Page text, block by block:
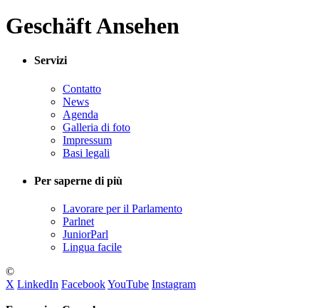
Geschäft Ansehen
Servizi
Contatto
News
Agenda
Galleria di foto
Impressum
Basi legali
Per saperne di più
Lavorare per il Parlamento
Parlnet
JuniorParl
Lingua facile
©
X LinkedIn FacebookYouTube Instagram